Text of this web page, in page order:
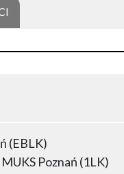
(EBLK)
Poznań (1LK)